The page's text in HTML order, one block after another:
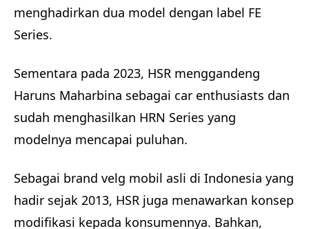
menghadirkan dua model dengan label FE
Series.
Sementara pada 2023, HSR menggandeng
Haruns Maharbina sebagai car enthusiasts dan
sudah menghasilkan HRN Series yang
modelnya mencapai puluhan.
Sebagai brand velg mobil asli di Indonesia yang
hadir sejak 2013, HSR juga menawarkan konsep
modifikasi kepada konsumennya. Bahkan,